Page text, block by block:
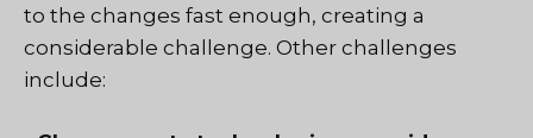
to the changes fast enough, creating a
considerable challenge. Other challenges
include: